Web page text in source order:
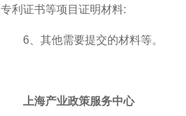
专利证书等项目证明材料:
6、其他需要提交的材料等。
上海产业政策服务中心